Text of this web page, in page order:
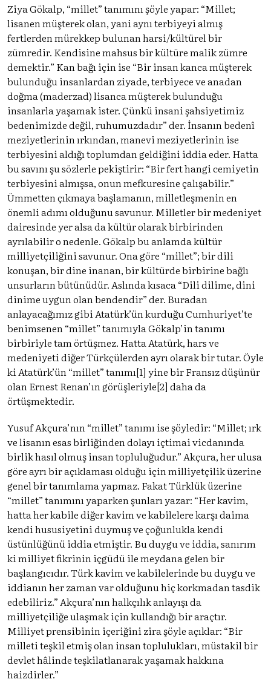
Ziya Gökalp, “millet” tanımını şöyle yapar: “Millet;
lisanen müşterek olan, yani aynı terbiyeyi almış
fertlerden mürekkep bulunan harsi/kültürel bir
zümredir. Kendisine mahsus bir kültüre malik zümre
demektir.” Kan bağı için ise “Bir insan kanca müşterek
bulunduğu insanlardan ziyade, terbiyece ve anadan
doğma (maderzad) lisanca müşterek bulunduğu
insanlarla yaşamak ister. Çünkü insani şahsiyetimiz
bedenimizde değil, ruhumuzdadır” der. İnsanın bedenî
meziyetlerinin ırkından, manevi meziyetlerinin ise
terbiyesini aldığı toplumdan geldiğini iddia eder. Hatta
bu savını şu sözlerle pekiştirir: “Bir fert hangi cemiyetin
terbiyesini almışsa, onun mefkuresine çalışabilir.”
Ümmetten çıkmaya başlamanın, milletleşmenin en
önemli adımı olduğunu savunur. Milletler bir medeniyet
dairesinde yer alsa da kültür olarak birbirinden
ayrılabilir o nedenle. Gökalp bu anlamda kültür
milliyetçiliğini savunur. Ona göre “millet”; bir dili
konuşan, bir dine inanan, bir kültürde birbirine bağlı
unsurların bütünüdür. Aslında kısaca “Dili dilime, dini
dinime uygun olan bendendir” der. Buradan
anlayacağımız gibi Atatürk’ün kurduğu Cumhuriyet’te
benimsenen “millet” tanımıyla Gökalp’in tanımı
birbiriyle tam örtüşmez. Hatta Atatürk, hars ve
medeniyeti diğer Türkçülerden ayrı olarak bir tutar. Öyle
ki Atatürk’ün “millet” tanımı[1] yine bir Fransız düşünür
olan Ernest Renan’ın görüşleriyle[2] daha da
örtüşmektedir.
Yusuf Akçura’nın “millet” tanımı ise şöyledir: “Millet; ırk
ve lisanın esas birliğinden dolayı içtimai vicdanında
birlik hasıl olmuş insan topluluğudur.” Akçura, her ulusa
göre ayrı bir açıklaması olduğu için milliyetçilik üzerine
genel bir tanımlama yapmaz. Fakat Türklük üzerine
“millet” tanımını yaparken şunları yazar: “Her kavim,
hatta her kabile diğer kavim ve kabilelere karşı daima
kendi hususiyetini duymuş ve çoğunlukla kendi
üstünlüğünü iddia etmiştir. Bu duygu ve iddia, sanırım
ki milliyet fikrinin içgüdü ile meydana gelen bir
başlangıcıdır. Türk kavim ve kabilelerinde bu duygu ve
iddianın her zaman var olduğunu hiç korkmadan tasdik
edebiliriz.” Akçura’nın halkçılık anlayışı da
milliyetçiliğe ulaşmak için kullandığı bir araçtır.
Milliyet prensibinin içeriğini zira şöyle açıklar: “Bir
milleti teşkil etmiş olan insan toplulukları, müstakil bir
devlet hâlinde teşkilatlanarak yaşamak hakkına
haizdirler.”